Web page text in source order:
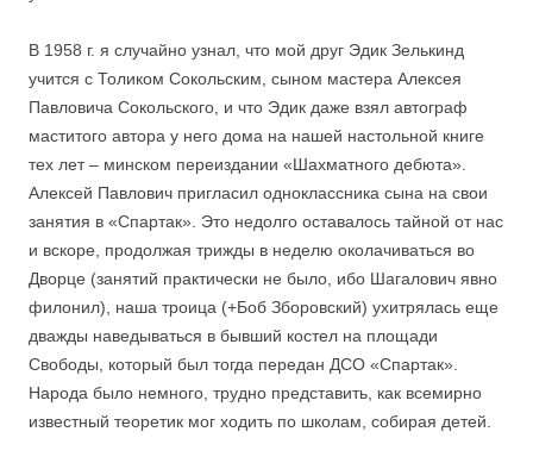
В 1958 г. я случайно узнал, что мой друг Эдик Зелькинд
учится с Толиком Сокольским, сыном мастера Алексея
Павловича Сокольского, и что Эдик даже взял автограф
маститого автора у него дома на нашей настольной книге
тех лет – минском переиздании «Шахматного дебюта».
Алексей Павлович пригласил одноклассника сына на свои
занятия в «Спартак». Это недолго оставалось тайной от нас
и вскоре, продолжая трижды в неделю околачиваться во
Дворце (занятий практически не было, ибо Шагалович явно
филонил), наша троица (+Боб Зборовский) ухитрялась еще
дважды наведываться в бывший костел на площади
Свободы, который был тогда передан ДСО «Спартак».
Народа было немного, трудно представить, как всемирно
известный теоретик мог ходить по школам, собирая детей.